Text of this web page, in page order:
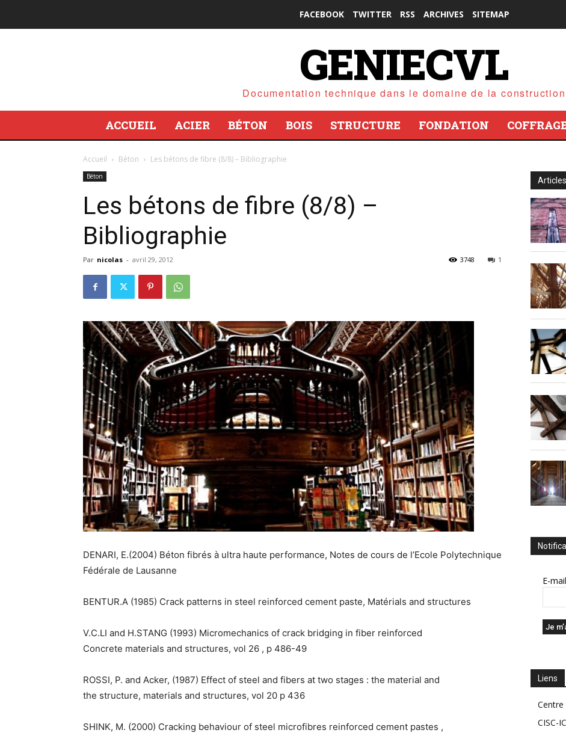
FACEBOOK TWITTER RSS ARCHIVES SITEMAP
GENIECVL
Documentation technique dans le domaine de la construction
ACCUEIL ACIER BÉTON BOIS STRUCTURE FONDATION
Accueil Béton Les bétons de fibre (8/8) – Bibliographie
Béton
Les bétons de fibre (8/8) –
Bibliographie
Par nicolas - avril 29, 2012 1
3748
DENARI, E.(2004) Béton fibrés à ultra haute performance, Notes de cours de l’Ecole Polytechnique
Fédérale de Lausanne
BENTUR.A (1985) Crack patterns in steel reinforced cement paste, Matérials and structures
V.C.LI and H.STANG (1993) Micromechanics of crack bridging in fiber reinforced
Concrete materials and structures, vol 26 , p 486-49
ROSSI, P. and Acker, (1987) Effect of steel and fibers at two stages : the material and
the structure, materials and structures, vol 20 p 436
SHINK, M. (2000) Cracking behaviour of steel microfibres reinforced cement pastes ,
E-mail
Liens
CISC-